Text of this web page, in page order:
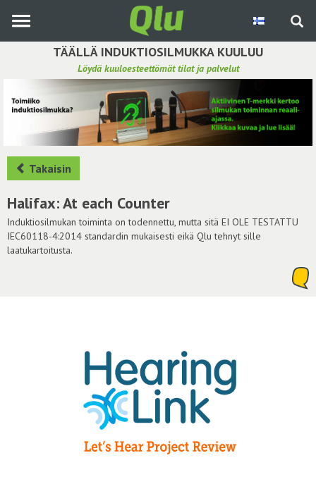
pääsisältöön
TÄÄLLÄ INDUKTIOSILMUKKA KUULUU
Löydä kuuloesteettömät tilat ja palvelut
Etsi induktiosilmukka
Tee ehdotus ja vaikuta kuulemiskokemukseen
Hae ehdotuksia
Käyttöohje
Yhteydenottopyyntö
Kirjaudu sisään
Takaisin
Halifax: At each Counter
Induktiosilmukan toiminta on todennettu, mutta sitä EI OLE TESTATTU
IEC60118-4:2014 standardin mukaisesti eikä Qlu tehnyt sille
laatukartoitusta.